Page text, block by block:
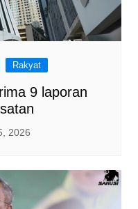
Rakyat
9 laporan
2026